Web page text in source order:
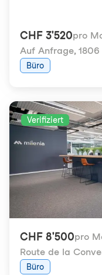
CHF 3'520pro
Auf Anfrage, 1806
Büro
Verifiziert
CHF 8'500pro
Route de la
Büro